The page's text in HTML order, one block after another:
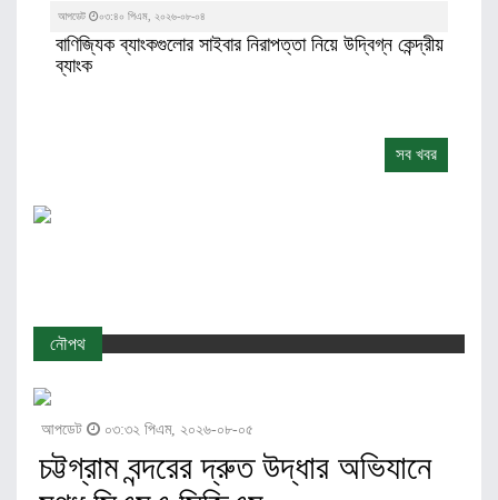
আপডেট ০৩:৪০ পিএম, ২০২৬-০৮-০৪
বাণিজ্যিক ব্যাংকগুলোর সাইবার নিরাপত্তা নিয়ে উদ্বিগ্ন কেন্দ্রীয়
ব্যাংক
সব খবর
নৌপথ
আপডেট ০৩:৩২ পিএম, ২০২৬-০৮-০৫
চট্টগ্রাম বন্দরের দ্রুত উদ্ধার অভিযানে